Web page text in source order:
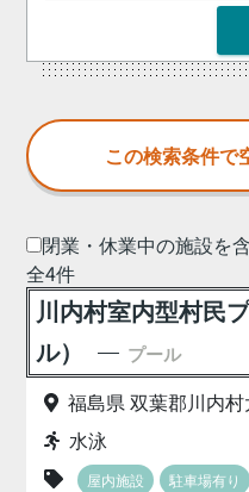
閉業・休業中の施設を
全4件
川内村室内型村民
ル）
プール
福島県 双葉郡川内
水泳
屋内施設 駐車場有り